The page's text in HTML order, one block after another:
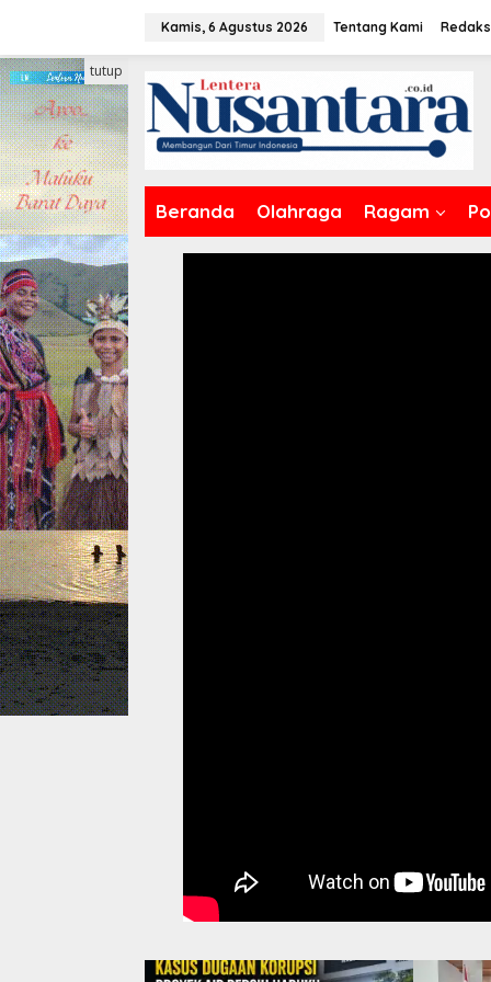
konten
Kamis, 6 Agustus 2026 Tentang Kami
Beranda Olahraga Ragam
tutup